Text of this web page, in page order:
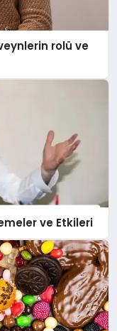
rolü ve
ve Etkileri